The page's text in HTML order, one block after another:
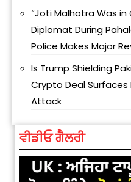
“Joti Malhotra Was
Diplomat During
Police Makes Major
Is Trump Shielding
Crypto Deal
Attack
ਵੀਡੀਓ ਗੈਲਰੀ